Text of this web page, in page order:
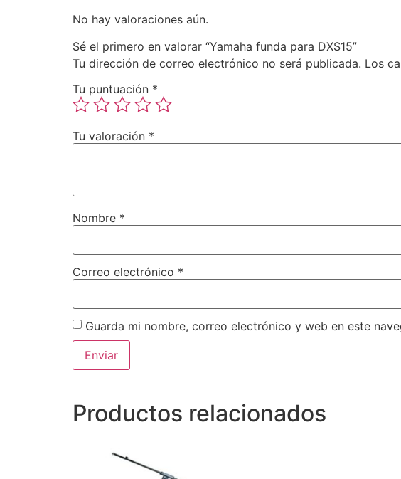
No hay valoraciones aún.
Sé el primero en valorar “Yamaha funda para DXS15”
Tu dirección de correo electrónico no será publicada. Los
Tu puntuación *
Tu valoración *
Nombre *
Correo electrónico *
Guarda mi nombre, correo electrónico y web en este
Productos relacionados